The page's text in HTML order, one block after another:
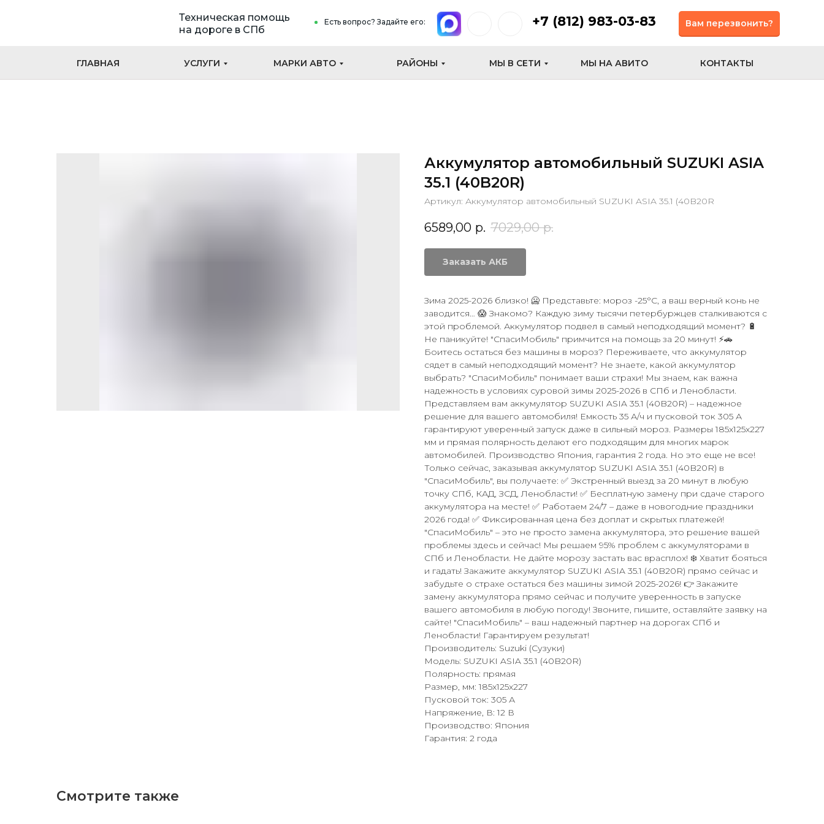
Есть вопрос? Задайте его:
ГЛАВНАЯ
+7 (812) 983-03-83
УСЛУГИ МАРКИ АВТО РАЙОНЫ МЫ В СЕТИ МЫ НА АВИТО КОНТАКТЫ
Вам перезвонить?
Техническая помощь
на дороге в СПб
Аккумулятор автомобильный SUZUKI ASIA
35.1 (40B20R)
Артикул: Аккумулятор автомобильный SUZUKI ASIA 35.1 (40B20R
6589,00 р. 7029,00 р.
Заказать АКБ
Зима 2025-2026 близко! 🥶 Представьте: мороз -25°C, а ваш верный конь не
заводится… 😱 Знакомо? Каждую зиму тысячи петербуржцев сталкиваются с
этой проблемой. Аккумулятор подвел в самый неподходящий момент? 🔋
Не паникуйте! "СпасиМобиль" примчится на помощь за 20 минут! ⚡🚗
Боитесь остаться без машины в мороз? Переживаете, что аккумулятор
сядет в самый неподходящий момент? Не знаете, какой аккумулятор
выбрать? "СпасиМобиль" понимает ваши страхи! Мы знаем, как важна
надежность в условиях суровой зимы 2025-2026 в СПб и Ленобласти.
Представляем вам аккумулятор SUZUKI ASIA 35.1 (40B20R) – надежное
решение для вашего автомобиля! Емкость 35 А/ч и пусковой ток 305 А
гарантируют уверенный запуск даже в сильный мороз. Размеры 185x125x227
мм и прямая полярность делают его подходящим для многих марок
автомобилей. Производство Япония, гарантия 2 года. Но это еще не все!
Только сейчас, заказывая аккумулятор SUZUKI ASIA 35.1 (40B20R) в
"СпасиМобиль", вы получаете: ✅ Экстренный выезд за 20 минут в любую
точку СПб, КАД, ЗСД, Ленобласти! ✅ Бесплатную замену при сдаче старого
аккумулятора на месте! ✅ Работаем 24/7 – даже в новогодние праздники
2026 года! ✅ Фиксированная цена без доплат и скрытых платежей!
"СпасиМобиль" – это не просто замена аккумулятора, это решение вашей
проблемы здесь и сейчас! Мы решаем 95% проблем с аккумуляторами в
СПб и Ленобласти. Не дайте морозу застать вас врасплох! ❄️ Хватит бояться
и гадать! Закажите аккумулятор SUZUKI ASIA 35.1 (40B20R) прямо сейчас и
забудьте о страхе остаться без машины зимой 2025-2026! 👉 Закажите
замену аккумулятора прямо сейчас и получите уверенность в запуске
вашего автомобиля в любую погоду! Звоните, пишите, оставляйте заявку на
сайте! "СпасиМобиль" – ваш надежный партнер на дорогах СПб и
Ленобласти! Гарантируем результат!
Производитель: Suzuki (Сузуки)
Модель: SUZUKI ASIA 35.1 (40B20R)
Полярность: прямая
Размер, мм: 185x125x227
Пусковой ток: 305 А
Напряжение, В: 12 В
Производство: Япония
Гарантия: 2 года
Смотрите также